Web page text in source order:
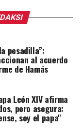
pesadilla”:
al acuerdo
de Hamás
León XIV afirma
pero asegura:
soy el papa"